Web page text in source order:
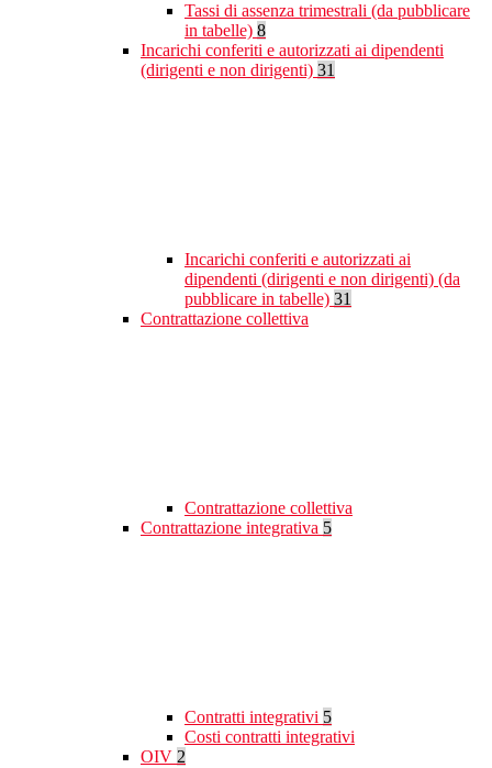
Tassi di assenza trimestrali (da pubblicare
in tabelle) 8
Incarichi conferiti e autorizzati ai dipendenti
(dirigenti e non dirigenti) 31
Incarichi conferiti e autorizzati ai
dipendenti (dirigenti e non dirigenti) (da
pubblicare in tabelle) 31
Contrattazione collettiva
Contrattazione collettiva
Contrattazione integrativa 5
Contratti integrativi 5
Costi contratti integrativi
OIV 2